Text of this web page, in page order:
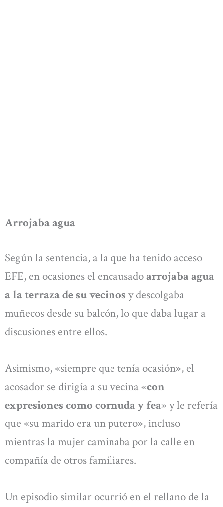
Arrojaba agua
Según la sentencia, a la que ha tenido acceso
EFE, en ocasiones el encausadoarrojaba agua
a la terraza de su vecinos y descolgaba
muñecos desde su balcón, lo que daba lugar a
discusiones entre ellos.
Asimismo, «siempre que tenía ocasión», el
acosador se dirigía a su vecina «con
expresiones como cornuda y fea» y le refería
que «su marido era un putero», incluso
mientras la mujer caminaba por la calle en
compañía de otros familiares.
Un episodio similar ocurrió en el rellano de la